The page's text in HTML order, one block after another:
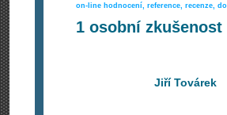
on-line hodnocení, reference, recenze,
1 osobní zkušenost
Jiří Továrek